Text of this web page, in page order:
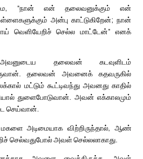
“நான் என் தலைவனுக்கும் என்
அன்பு காட்டுகிறேன்; நான்
வெளியேறிச் செல்ல மாட்டேன்” எனக்
தலைவன் கடவுளிடம்
தலைவன் அவனைக் கதவருகில்
மட்டும் கூட்டிவந்து அவனது காதில்
துளைபோடுவான். அவன் எக்காலமும்
செய்வான்.
அடிமையாக விற்றிருந்தால், ஆண்
செல்வதுபோல் அவள் செல்லலாகாது.